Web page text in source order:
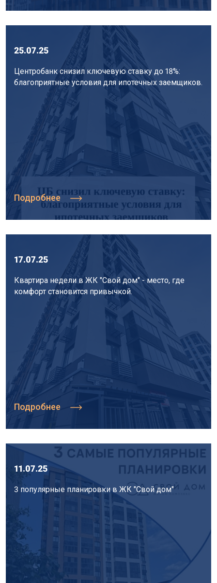
25.07.25
Центробанк снизил ключевую ставку до 18%:
благоприятные условия для ипотечных заемщиков.
Подробнее
17.07.25
Квартира недели в ЖК "Свой дом" - место, где
комфорт становится привычкой.
Подробнее
11.07.25
3 популярные планировки в ЖК "Свой дом"